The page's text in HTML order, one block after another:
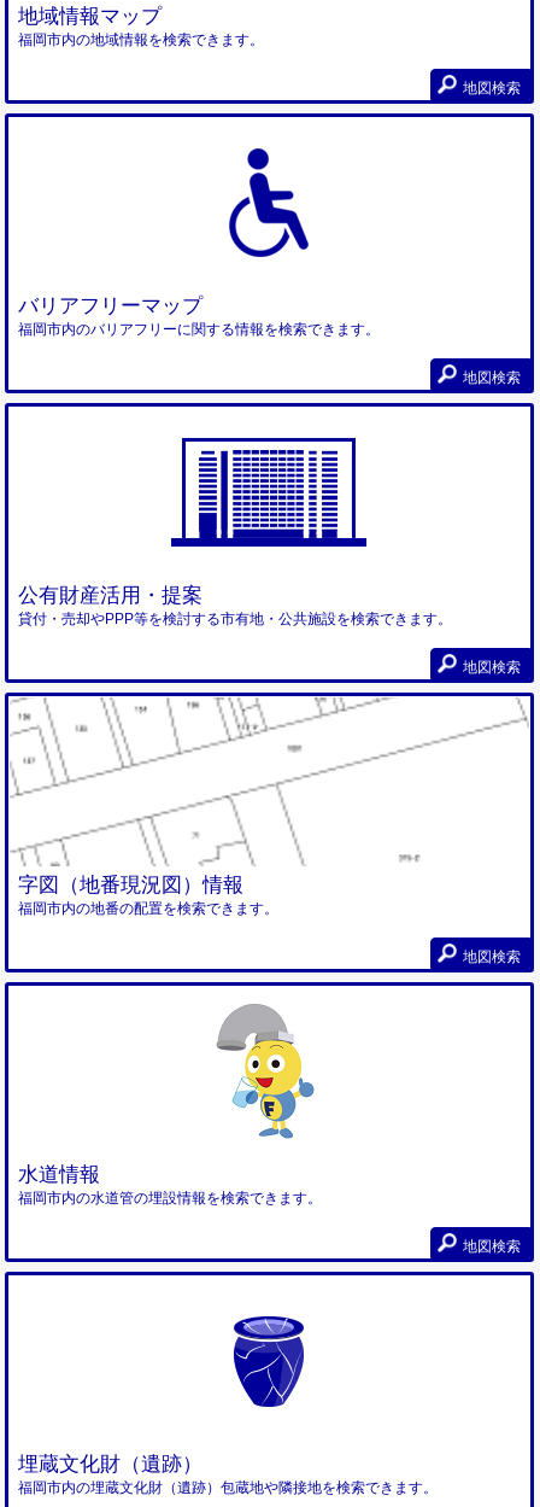
地域情報マップ
福岡市内の地域情報を検索できます。
地図検索
バリアフリーマップ
福岡市内のバリアフリーに関する情報を検索できます。
地図検索
公有財産活用・提案
貸付・売却やPPP等を検討する市有地・公共施設を検索できます。
地図検索
字図（地番現況図）情報
福岡市内の地番の配置を検索できます。
地図検索
水道情報
福岡市内の水道管の埋設情報を検索できます。
地図検索
埋蔵文化財（遺跡）
福岡市内の埋蔵文化財（遺跡）包蔵地や隣接地を検索できます。